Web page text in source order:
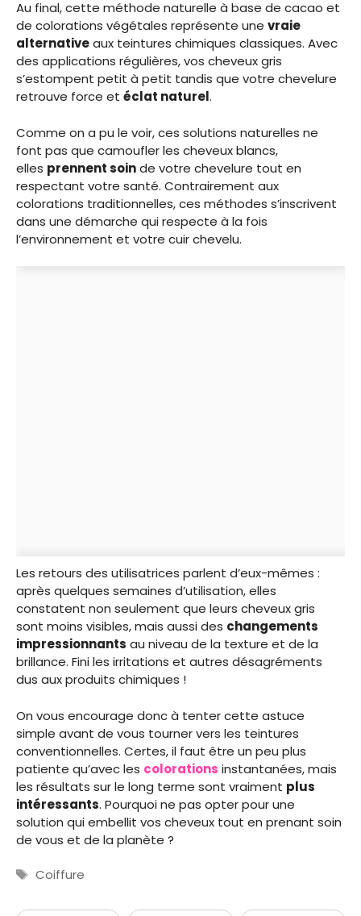
Au final, cette méthode naturelle à base de cacao et
de colorations végétales représente une vraie
alternativeaux teintures chimiques classiques. Avec
des applications régulières, vos cheveux gris
s’estompent petit à petit tandis que votre chevelure
retrouve force et éclat naturel.
Comme on a pu le voir, ces solutions naturelles ne
font pas que camoufler les cheveux blancs,
elles prennent soinde votre chevelure tout en
respectant votre santé. Contrairement aux
colorations traditionnelles, ces méthodes s’inscrivent
dans une démarche qui respecte à la fois
l’environnement et votre cuir chevelu.
Les retours des utilisatrices parlent d’eux-mêmes :
après quelques semaines d’utilisation, elles
constatent non seulement que leurs cheveux gris
sont moins visibles, mais aussi des changements
impressionnants au niveau de la texture et de la
brillance. Fini les irritations et autres désagréments
dus aux produits chimiques !
On vous encourage donc à tenter cette astuce
simple avant de vous tourner vers les teintures
conventionnelles. Certes, il faut être un peu plus
patiente qu’avec les colorations instantanées, mais
les résultats sur le long terme sont vraiment plus
intéressants. Pourquoi ne pas opter pour une
solution qui embellit vos cheveux tout en prenant soin
de vous et de la planète ?
Étiquettes
Coiffure